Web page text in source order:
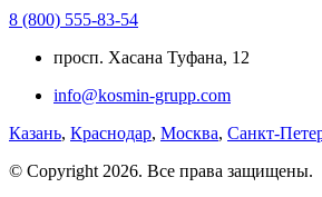
8 (800) 555-83-54
просп. Хасана Туфана, 12
info@kosmin-grupp.com
Казань, Краснодар, Москва, Санкт-
© Copyright 2026. Все права защищены.